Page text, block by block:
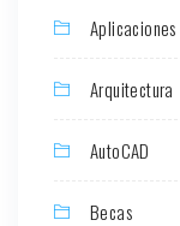
Aplicaciones
Arquitectura
AutoCAD
Becas